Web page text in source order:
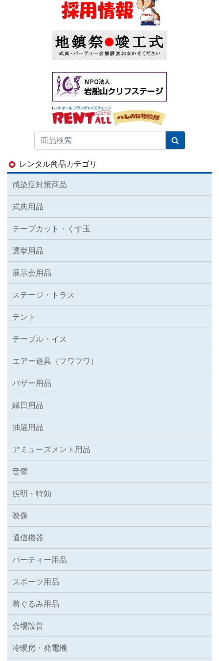
レンタル商品カテゴリ
感染症対策商品
式典用品
テープカット・くす玉
選挙用品
展示会用品
ステージ・トラス
テント
テーブル・イス
エアー遊具（フワフワ）
バザー用品
縁日用品
抽選用品
アミューズメント用品
音響
照明・特効
映像
通信機器
パーティー用品
スポーツ用品
着ぐるみ用品
会場設営
冷暖房・発電機